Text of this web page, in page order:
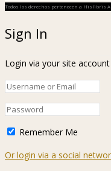
Todos los derechos pertenecen a Hislibris
Sign In
Login via your site account
Remember Me
Or login via a social